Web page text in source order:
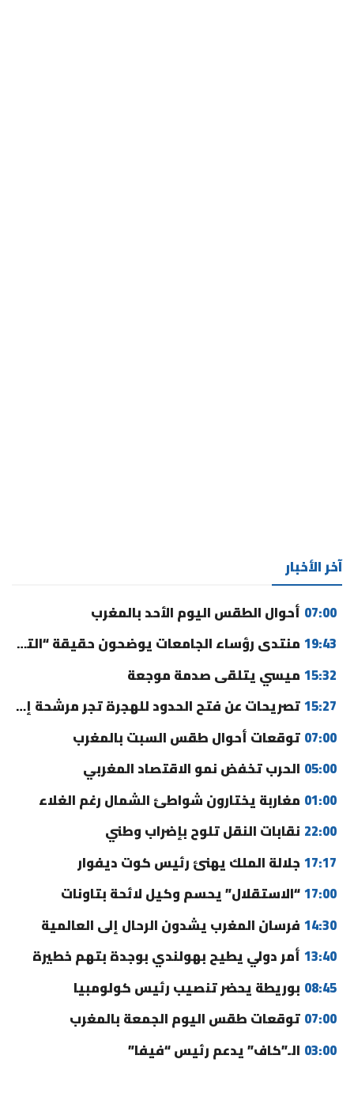
آخر الأخبار
07:00 أحوال الطقس اليوم الأحد بالمغرب
19:43 منتدى رؤساء الجامعات يوضحون حقيقة “التوقيت الميسر” ورسوم التسجيل
15:32 ميسي يتلقى صدمة موجعة
15:27تصريحات عن فتح الحدود للهجرة تجر مرشحة إلى القضاء
07:00 توقعات أحوال طقس السبت بالمغرب
05:00 الحرب تخفض نمو الاقتصاد المغربي
01:00 مغاربة يختارون شواطئ الشمال رغم الغلاء
22:00 نقابات النقل تلوح بإضراب وطني
17:17 جلالة الملك يهنئ رئيس كوت ديفوار
17:00“الاستقلال” يحسم وكيل لائحة بتاونات
14:30 فرسان المغرب يشدون الرحال إلى العالمية
13:40 أمر دولي يطيح بهولندي بوجدة بتهم خطيرة
08:45 بوريطة يحضر تنصيب رئيس كولومبيا
07:00 توقعات طقس اليوم الجمعة بالمغرب
03:00 الـ”كاف” يدعم رئيس “فيفا”